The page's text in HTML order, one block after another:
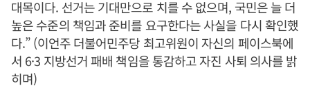
대목이다. 선거는 기대만으로 치를 수 없으며, 국민은 늘 더
높은 수준의 책임과 준비를 요구한다는 사실을 다시 확인했
다.” (이언주 더불어민주당 최고위원이 자신의 페이스북에
서 6·3 지방선거 패배 책임을 통감하고 자진 사퇴 의사를 밝
히며)